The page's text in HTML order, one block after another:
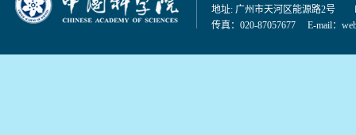
地址: 广州市天河区能源路2号
传真：020-87057677 E-mail：